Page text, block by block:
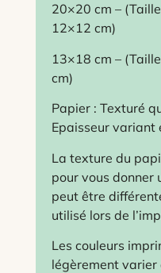
20×20 cm –
12×12 cm)
13×18 cm –
cm)
Papier : Texturé
Epaisseur variant
La texture du
pour vous donner
peut être
utilisé lors de
Les couleurs
légèrement varier